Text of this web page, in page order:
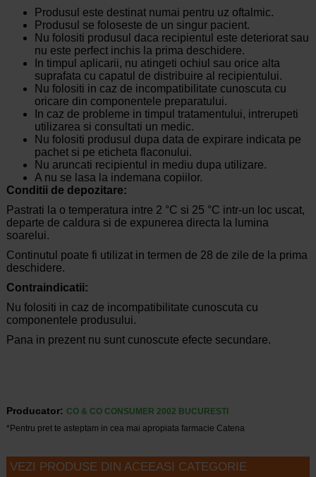
Produsul este destinat numai pentru uz oftalmic.
Produsul se foloseste de un singur pacient.
Nu folositi produsul daca recipientul este deteriorat sau
nu este perfect inchis la prima deschidere.
In timpul aplicarii, nu atingeti ochiul sau orice alta
suprafata cu capatul de distribuire al recipientului.
Nu folositi in caz de incompatibilitate cunoscuta cu
oricare din componentele preparatului.
In caz de probleme in timpul tratamentului, intrerupeti
utilizarea si consultati un medic.
Nu folositi produsul dupa data de expirare indicata pe
pachet si pe eticheta flaconului.
Nu aruncati recipientul in mediu dupa utilizare.
A nu se lasa la indemana copiilor.
Conditii de depozitare:
Pastrati la o temperatura intre 2 °C si 25 °C intr-un loc uscat,
departe de caldura si de expunerea directa la lumina
soarelui.
Continutul poate fi utilizat in termen de 28 de zile de la prima
deschidere.
Contraindicatii:
Nu folositi in caz de incompatibilitate cunoscuta cu
componentele produsului.
Pana in prezent nu sunt cunoscute efecte secundare.
Producator: CO & CO CONSUMER 2002 BUCURESTI
*Pentru pret te asteptam in cea mai apropiata farmacie Catena
VEZI PRODUSE DIN ACEEASI CATEGORIE